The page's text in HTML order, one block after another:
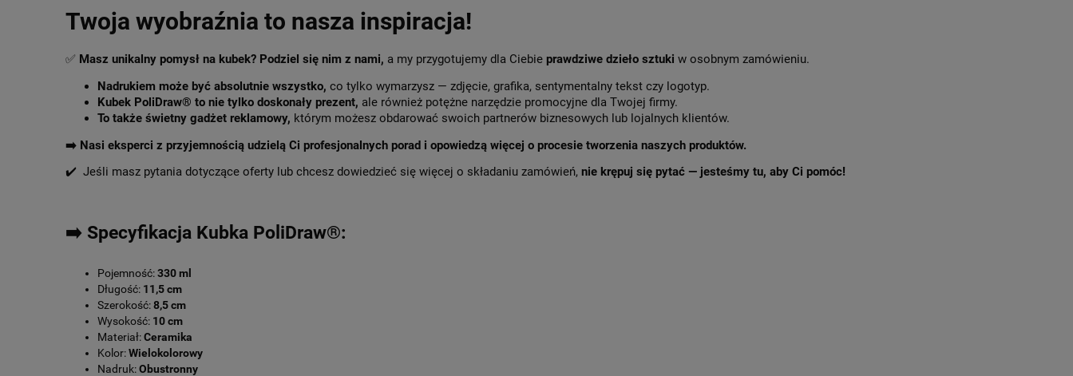
Twoja wyobraźnia to nasza inspiracja!
✅ Masz unikalny pomysł na kubek? Podziel się nim z nami, a my przygotujemy dla Ciebie prawdziwe dzieło sztuki w osobnym zamówieniu.
Nadrukiem może być absolutnie wszystko, co tylko wymarzysz — zdjęcie, grafika, sentymentalny tekst czy logotyp.
Kubek PoliDraw® to nie tylko doskonały prezent, ale również potężne narzędzie promocyjne dla Twojej firmy.
To także świetny gadżet reklamowy, którym możesz obdarować swoich partnerów biznesowych lub lojalnych klientów.
➡️ Nasi eksperci z przyjemnością udzielą Ci profesjonalnych porad i opowiedzą więcej o procesie tworzenia naszych produktów.
✔️ Jeśli masz pytania dotyczące oferty lub chcesz dowiedzieć się więcej o składaniu zamówień, nie krępuj się pytać — jesteśmy tu, aby Ci pomóc!
➡️ Specyfikacja Kubka PoliDraw®:
Pojemność:330 ml
Długość: 11,5 cm
Szerokość:8,5 cm
Wysokość: 10 cm
Materiał:Ceramika
Kolor:Wielokolorowy
Nadruk:Obustronny